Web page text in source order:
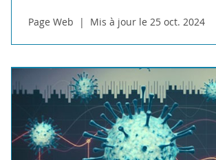
Page Web Mis à jour le 25 oct. 2024